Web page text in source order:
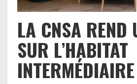
LA CNSA REND
SUR L’HABITAT
INTERMÉDIAIRE